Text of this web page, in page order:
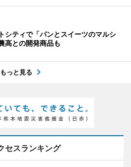
シティで「パンとスイーツのマルシ
高との開発商品も
もっと見る
セスランキング